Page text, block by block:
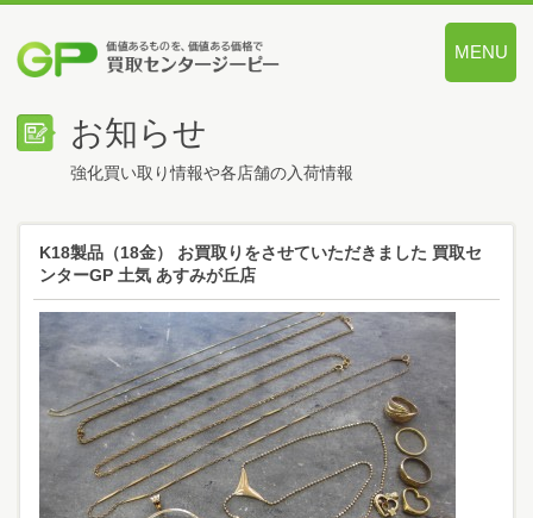
MENU
お知らせ
強化買い取り情報や各店舗の入荷情報
K18製品（18金） お買取りをさせていただきました 買取セ
ンターGP 土気 あすみが丘店